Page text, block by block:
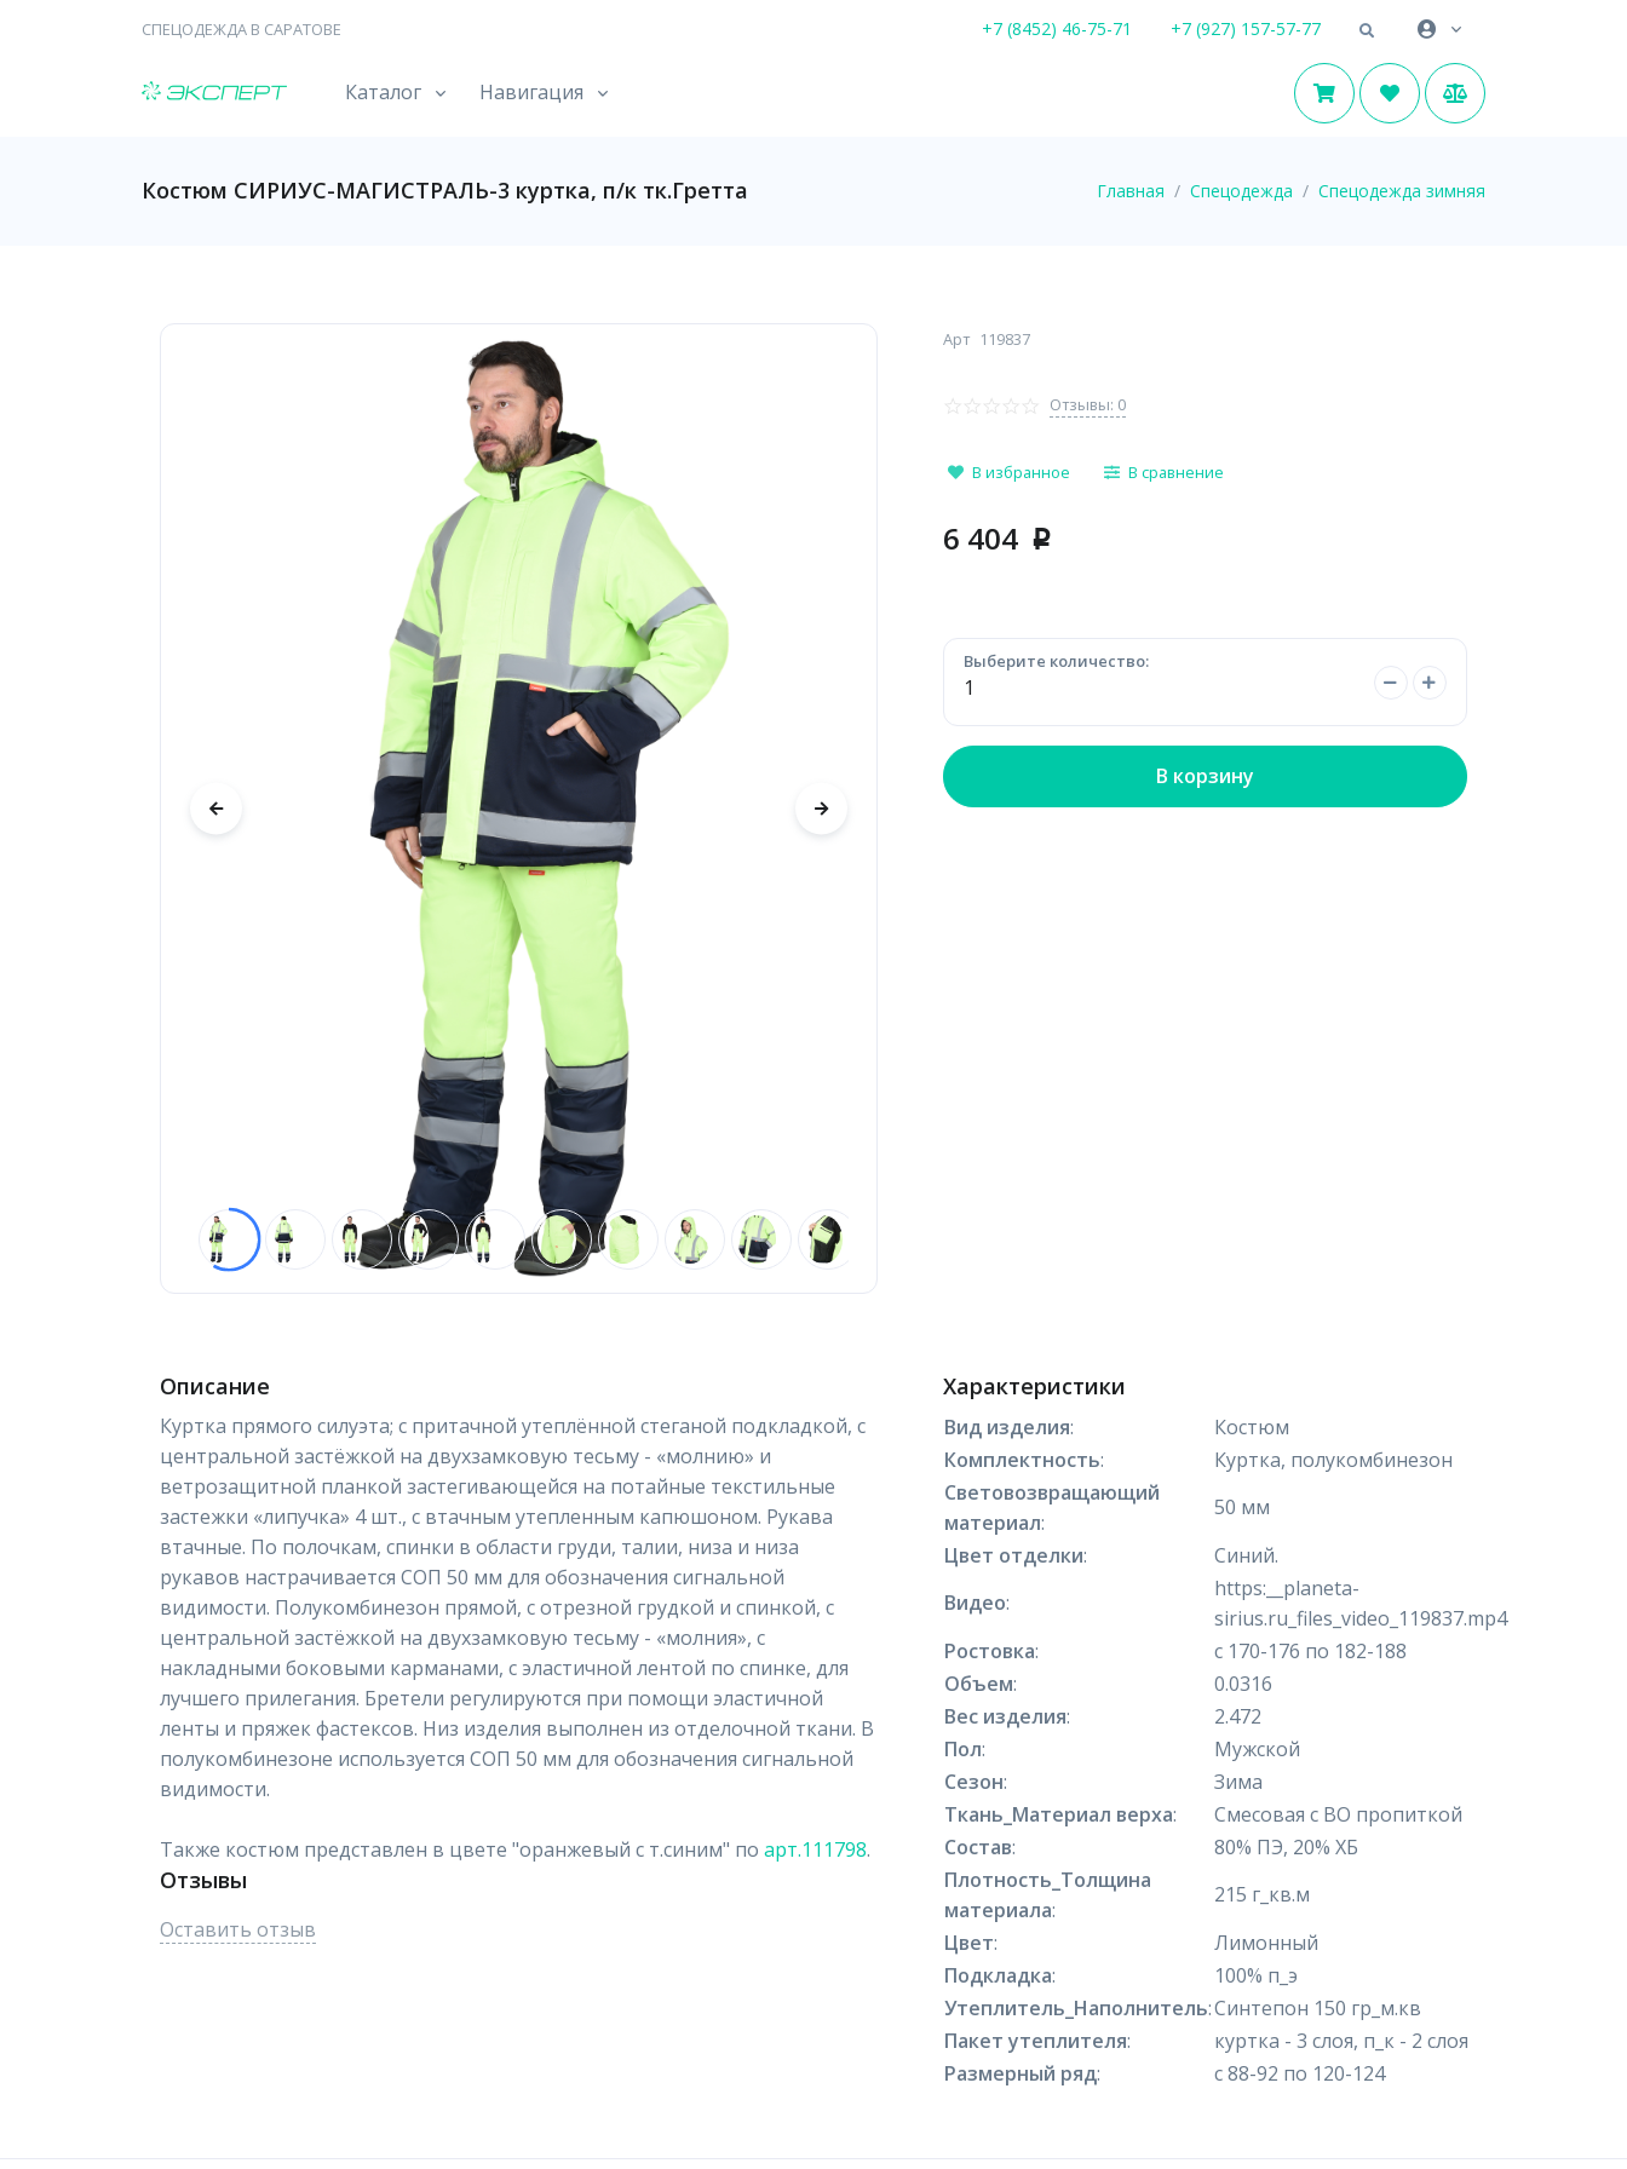
СПЕЦОДЕЖДА В САРАТОВЕ +7 (8452) 46-75-71 +7 (927) 157-57-77
Каталог Навигация
Костюм СИРИУС-МАГИСТРАЛЬ-3 куртка, п/к тк.Гретта Главная Спецодежда Спецодежда зимняя
Арт 119837
Отзывы: 0
В избранное В сравнение
6 404 p
Выберите количество:
В корзину
Описание
Куртка прямого силуэта; с притачной утеплённой стеганой подкладкой, с
центральной застёжкой на двухзамковую тесьму - «молнию» и
ветрозащитной планкой застегивающейся на потайные текстильные
застежки «липучка» 4 шт., с втачным утепленным капюшоном. Рукава
втачные. По полочкам, спинки в области груди, талии, низа и низа
рукавов настрачивается СОП 50 мм для обозначения сигнальной
видимости. Полукомбинезон прямой, с отрезной грудкой и спинкой, с
центральной застёжкой на двухзамковую тесьму - «молния», с
накладными боковыми карманами, с эластичной лентой по спинке, для
лучшего прилегания. Бретели регулируются при помощи эластичной
ленты и пряжек фастексов. Низ изделия выполнен из отделочной ткани. В
полукомбинезоне используется СОП 50 мм для обозначения сигнальной
видимости.
Также костюм представлен в цвете "оранжевый с т.синим" по арт.111798.
Отзывы
Оставить отзыв
Характеристики
Вид изделия:
Костюм
Комплектность:
Куртка, полукомбинезон
Световозвращающий
материал:
50 мм
Цвет отделки:
Синий.
Видео:
https:__planeta-
sirius.ru_files_video_119837.mp4
Ростовка:
с 170-176 по 182-188
Объем:
0.0316
Вес изделия:
2.472
Пол:
Мужской
Сезон:
Зима
Ткань_Материал верха:
Смесовая с ВО пропиткой
Состав:
80% ПЭ, 20% ХБ
Плотность_Толщина
материала:
215 г_кв.м
Цвет:
Лимонный
Подкладка:
100% п_э
Утеплитель_Наполнитель:Синтепон 150 гр_м.кв
Пакет утеплителя:
куртка - 3 слоя, п_к - 2 слоя
Размерный ряд: с 88-92 по 120-124